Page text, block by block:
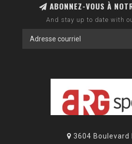
ABONNEZ-VOUS À
And stay up to date with
3604 Boulevard